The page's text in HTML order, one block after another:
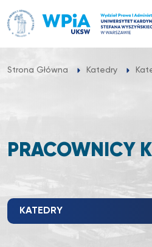
do
treści
Strona Główna Katedry
PRACOWNICY
KATEDRY